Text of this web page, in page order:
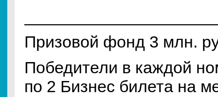
Призовой фонд 3 млн.
Победители в каждой
по 2 Бизнес билета на